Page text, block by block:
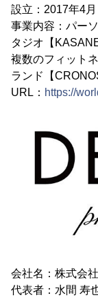
設立：2017年4月
事業内容：パー
タジオ【
複数のフィット
ランド【
URL： https://
会社名：株式会
代表者：水間 寿